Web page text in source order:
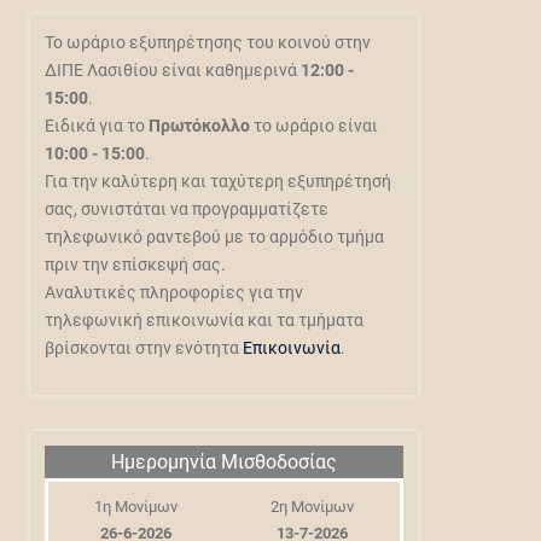
Το ωράριο εξυπηρέτησης του κοινού στην
ΔΙΠΕ Λασιθίου είναι καθημερινά 12:00 -
15:00.
Ειδικά για το Πρωτόκολλοτο ωράριο είναι
10:00 - 15:00.
Για την καλύτερη και ταχύτερη εξυπηρέτησή
σας, συνιστάται να προγραμματίζετε
τηλεφωνικό ραντεβού με το αρμόδιο τμήμα
πριν την επίσκεψή σας.
Αναλυτικές πληροφορίες για την
τηλεφωνική επικοινωνία και τα τμήματα
βρίσκονται στην ενότητα Επικοινωνία.
Ημερομηνία Μισθοδοσίας
1η Μονίμων
26-6-2026
2η Μονίμων
13-7-2026